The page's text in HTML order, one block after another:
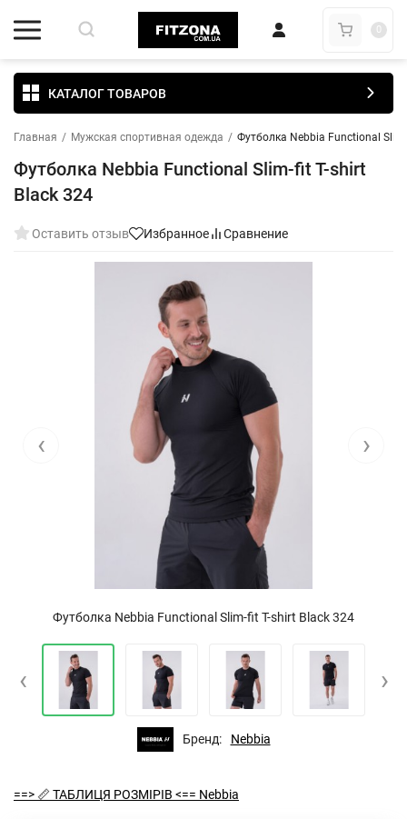
0
КАТАЛОГ ТОВАРОВ
Главная / Мужская спортивная одежда / Футболка Nebbia Functional
Футболка Nebbia Functional Slim-fit T-shirt
Black 324
Оставить отзыв Избранное Сравнение
Футболка Nebbia Functional Slim-fit T-shirt Black 324
‹ ›
‹ ›
Бренд: Nebbia
==> 📏 ТАБЛИЦЯ РОЗМІРІВ <== Nebbia